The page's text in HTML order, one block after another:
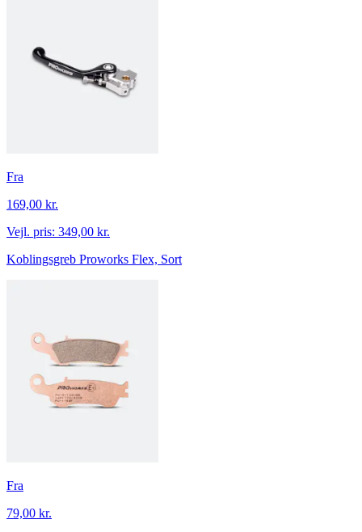
Fra
169,00 kr.
Vejl. pris: 349,00 kr.
Koblingsgreb Proworks Flex, Sort
Fra
79,00 kr.